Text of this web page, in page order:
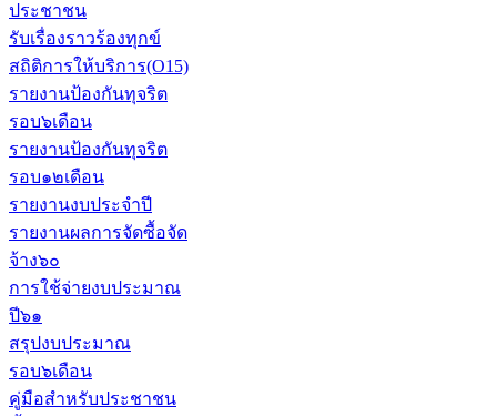
ประชาชน
รับเรื่องราวร้องทุกข์
สถิติการให้บริการ(O15)
รายงานป้องกันทุจริต
รอบ๖เดือน
รายงานป้องกันทุจริต
รอบ๑๒เดือน
รายงานงบประจำปี
รายงานผลการจัดซื้อจัด
จ้าง๖๐
การใช้จ่ายงบประมาณ
ปี๖๑
สรุปงบประมาณ
รอบ๖เดือน
คู่มือสำหรับประชาชน